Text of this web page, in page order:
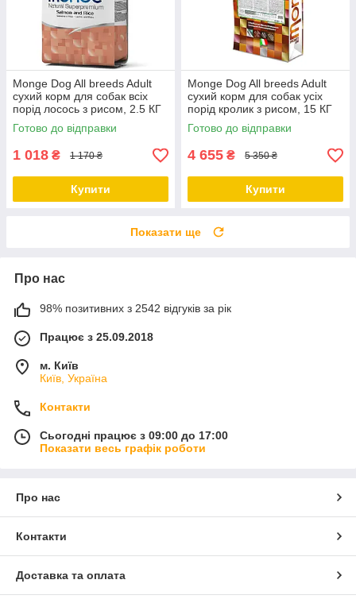
Monge Dog All breeds Adult
сухий корм для собак всіх
порід лосось з рисом, 2.5 КГ
Готово до відправки
1 018 ₴ 1 170 ₴
Купити
Monge Dog All breeds Adult
сухий корм для собак усіх
порід кролик з рисом, 15 КГ
Готово до відправки
4 655 ₴ 5 350 ₴
Купити
Показати ще
Про нас
98% позитивних з 2542 відгуків за рік
Працює з 25.09.2018
м. Київ
Київ, Україна
Контакти
Сьогодні працює з 09:00 до 17:00
Показати весь графік роботи
Про нас
Контакти
Доставка та оплата